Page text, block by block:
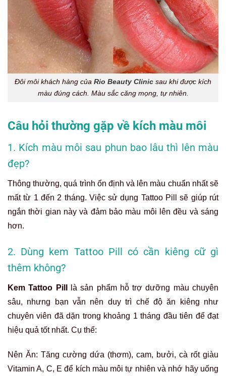
Đôi môi khách hàng của Rio Beauty Clinic sau khi được kích
màu đúng cách. Màu sắc căng mọng, tự nhiên.
Câu hỏi thường gặp về kích màu môi
1. Kích màu môi sau phun bao lâu thì lên màu
đẹp?
Thông thường, quá trình ổn định và lên màu chuẩn nhất sẽ
mất từ 1 đến 2 tháng. Việc sử dụng Tattoo Pill sẽ giúp rút
ngắn thời gian này và đảm bảo màu môi lên đều và sáng
hơn.
2. Dùng kem Tattoo Pill có cần kiêng cữ gì
thêm không?
Kem Tattoo Pill
là sản phẩm hỗ trợ dưỡng màu chuyên
sâu, nhưng bạn vẫn nên duy trì chế độ ăn kiêng như
chuyên viên đã dặn trong khoảng 1 tháng đầu tiên để đạt
hiệu quả tốt nhất. Cụ thể:
Nên Ăn: Tăng cường dứa (thơm), cam, bưởi, cà rốt giàu
Vitamin A, C, E để kích màu môi tự nhiên và nhớ hãy uống